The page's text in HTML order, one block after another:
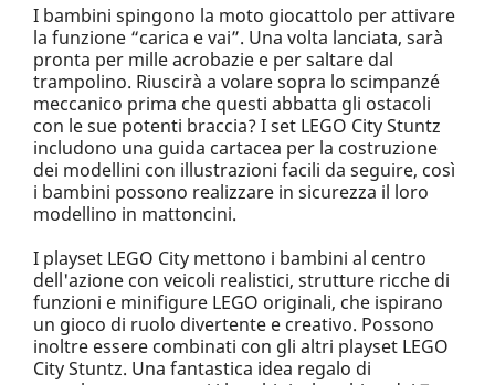
I bambini spingono la moto giocattolo per attivare
la funzione “carica e vai”. Una volta lanciata, sarà
pronta per mille acrobazie e per saltare dal
trampolino. Riuscirà a volare sopra lo scimpanzé
meccanico prima che questi abbatta gli ostacoli
con le sue potenti braccia? I set LEGO City Stuntz
includono una guida cartacea per la costruzione
dei modellini con illustrazioni facili da seguire, così
i bambini possono realizzare in sicurezza il loro
modellino in mattoncini.
I playset LEGO City mettono i bambini al centro
dell'azione con veicoli realistici, strutture ricche di
funzioni e minifigure LEGO originali, che ispirano
un gioco di ruolo divertente e creativo. Possono
inoltre essere combinati con gli altri playset LEGO
City Stuntz. Una fantastica idea regalo di